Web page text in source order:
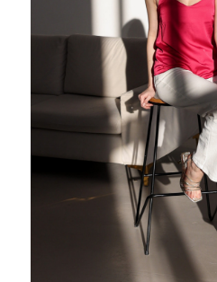
Одеяла и подушки
Подушки
Матрасы и наматрасники
Наматрасники
Матрасы
Текстиль для ванной
Текстиль для кухни